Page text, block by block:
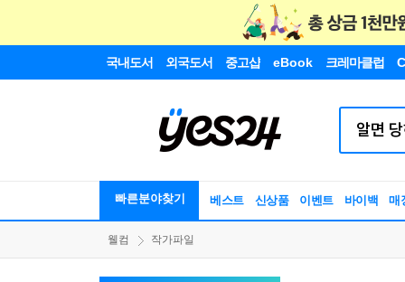
국내도서 외국도서 중고샵 eBook 크레마클럽
빠른분야찾기 베스트 신상품 이벤트 바이백 매
웰컴 작가파일